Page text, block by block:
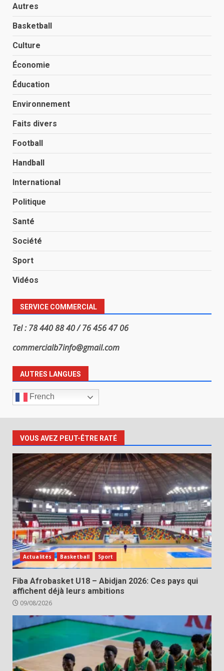
Autres
Basketball
Culture
Économie
Éducation
Environnement
Faits divers
Football
Handball
International
Politique
Santé
Société
Sport
Vidéos
SERVICE COMMERCIAL
Tel : 78 440 88 40 / 76 456 47 06
commercialb7info@gmail.com
AUTRES LANGUES
French
VOUS AVEZ PEUT-ÊTRE RATÉ
Actualités Basketball Sport
Fiba Afrobasket U18 – Abidjan 2026: Ces pays qui
affichent déjà leurs ambitions
09/08/2026